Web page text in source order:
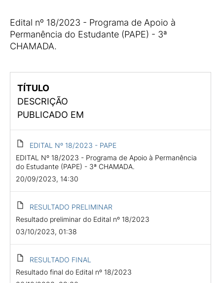
Edital nº 18/2023 - Programa de Apoio à
Permanência do Estudante (PAPE) - 3ª
CHAMADA.
TÍTULO
DESCRIÇÃO
PUBLICADO EM
EDITAL Nº 18/2023 - PAPE
EDITAL Nº 18/2023 - Programa de Apoio à Permanência
do Estudante (PAPE) - 3ª CHAMADA.
20/09/2023, 14:30
RESULTADO PRELIMINAR
Resultado preliminar do Edital nº 18/2023
03/10/2023, 01:38
RESULTADO FINAL
Resultado final do Edital nº 18/2023